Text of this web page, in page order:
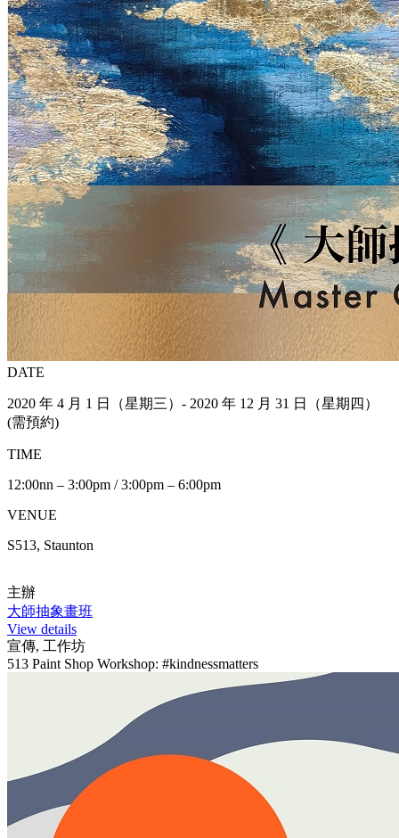
DATE
2020 年 4 月 1 日（星期三）- 2020 年 12 月 31 日（星期四）
(需預約)
TIME
12:00nn – 3:00pm / 3:00pm – 6:00pm
VENUE
S513, Staunton
主辦
大師抽象畫班
View details
宣傳, 工作坊
513 Paint Shop Workshop: #kindnessmatters